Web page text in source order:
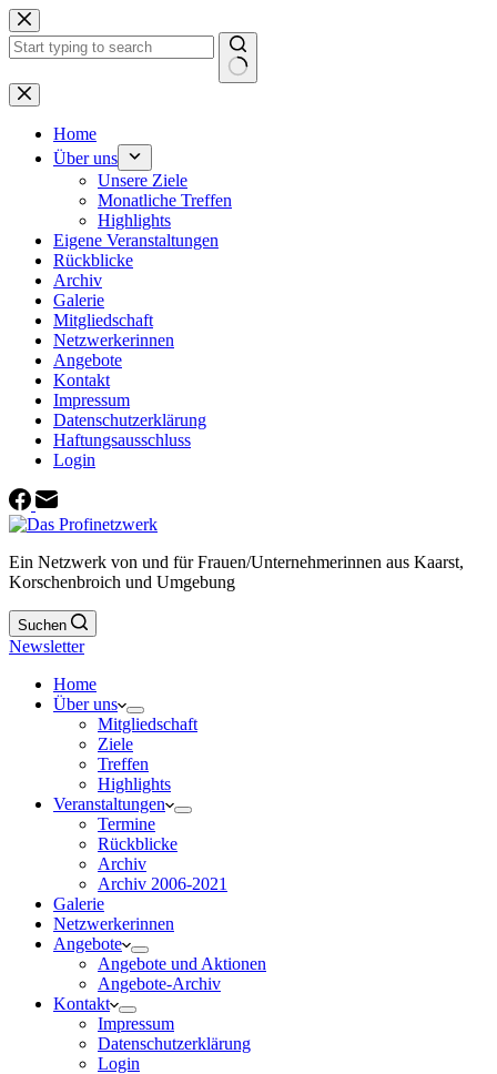
Zum
Inhalt
springen
Keine
Ergebnisse
Home
Über uns
Unsere Ziele
Monatliche Treffen
Highlights
Eigene Veranstaltungen
Rückblicke
Archiv
Galerie
Mitgliedschaft
Netzwerkerinnen
Angebote
Kontakt
Impressum
Datenschutzerklärung
Haftungsausschluss
Login
Ein Netzwerk von und für Frauen/Unternehmerinnen aus Kaarst,
Korschenbroich und Umgebung
Suchen
Newsletter
Home
Über uns
Mitgliedschaft
Ziele
Treffen
Highlights
Veranstaltungen
Termine
Rückblicke
Archiv
Archiv 2006-2021
Galerie
Netzwerkerinnen
Angebote
Angebote und Aktionen
Angebote-Archiv
Kontakt
Impressum
Datenschutzerklärung
Login